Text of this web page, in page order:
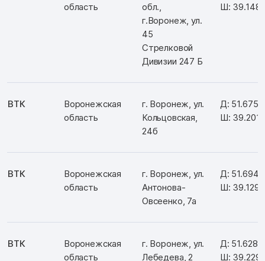
область
обл.,
г.Воронеж, ул.
45
Стрелковой
Дивизии 247 Б
Ш:
ВТК
Воронежская
область
г. Воронеж, ул.
Кольцовская,
24б
Д:
Ш:
ВТК
Воронежская
область
г. Воронеж, ул.
Антонова-
Овсеенко, 7а
Д:
Ш:
ВТК
Воронежская
область
г. Воронеж, ул.
Лебедева, 2
Д:
Ш: